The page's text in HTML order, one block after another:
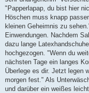
"Papperlapap, du bist hier
Höschen muss knapp
kleinen Geheimnis zu
Einwendungen. Nachdem
dazu lange
hochgezogen. "Wenn du
nächsten Tage ein langes
Überlege es dir. Jetzt legen
morgen fest." Als
und darüber ein weißes